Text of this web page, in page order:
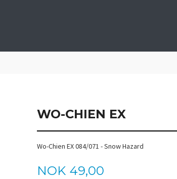
WO-CHIEN EX
Wo-Chien EX 084/071 - Snow Hazard
Pris
NOK 49,00